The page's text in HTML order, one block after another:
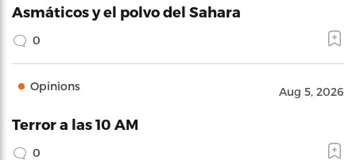
Asmáticos y el polvo del Sahara
0
Opinions Aug 5, 2026
Terror a las 10 AM
0